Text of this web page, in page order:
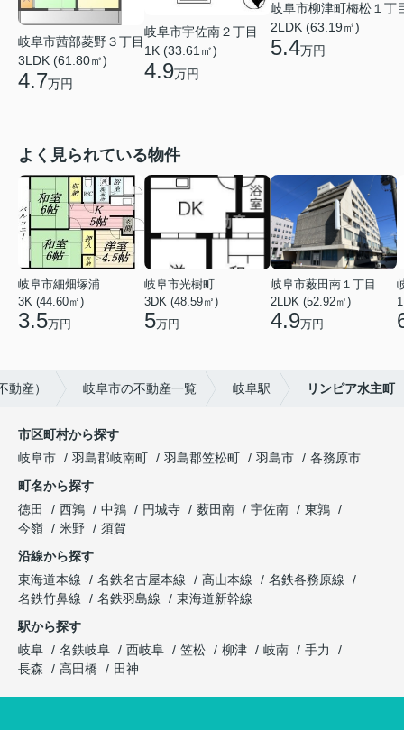
岐阜市茜部菱野３丁目
3LDK (61.80㎡)
4.7万円
岐阜市宇佐南２丁目
1K (33.61㎡)
4.9万円
岐阜市柳津町梅松１丁
2LDK (63.19㎡)
5.4万円
よく見られている物件
岐阜市細畑塚浦
3K (44.60㎡)
3.5万円
岐阜市光樹町
3DK (48.59㎡)
5万円
岐阜市薮田南１丁目
2LDK (52.92㎡)
4.9万円
産） 岐阜市の不動産一覧 岐阜駅 リンピア水主町
市区町村から探す
岐阜市
羽島郡岐南町 羽島郡笠松町 羽島市
各務原市
町名から探す
徳田
西鶉 中鶉 円城寺 薮田南 宇佐南
東鶉
今嶺
米野
須賀
沿線から探す
東海道本線
名鉄名古屋本線 高山本線
名鉄各務原線
名鉄竹鼻線
名鉄羽島線
東海道新幹線
駅から探す
岐阜
名鉄岐阜 西岐阜 笠松 柳津 岐南
手力
長森
高田橋 田神